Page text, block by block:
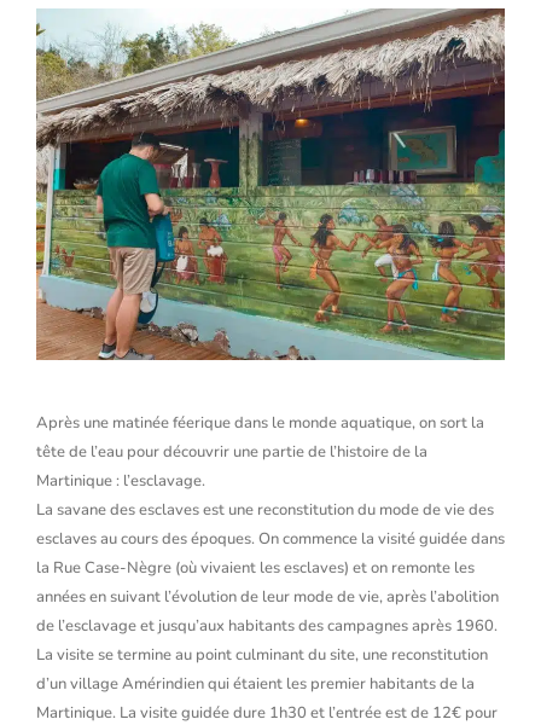
Après une matinée féerique dans le monde aquatique, on sort la
tête de l’eau pour découvrir une partie de l’histoire de la
Martinique : l’esclavage.
La savane des esclaves est une reconstitution du mode de vie des
esclaves au cours des époques. On commence la visité guidée dans
la Rue Case-Nègre (où vivaient les esclaves) et on remonte les
années en suivant l’évolution de leur mode de vie, après l’abolition
de l’esclavage et jusqu’aux habitants des campagnes après 1960.
La visite se termine au point culminant du site, une reconstitution
d’un village Amérindien qui étaient les premier habitants de la
Martinique. La visite guidée dure 1h30 et l’entrée est de 12€ pour